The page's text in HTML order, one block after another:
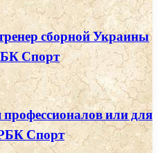
сборной Украины
Спорт
или для
Спорт